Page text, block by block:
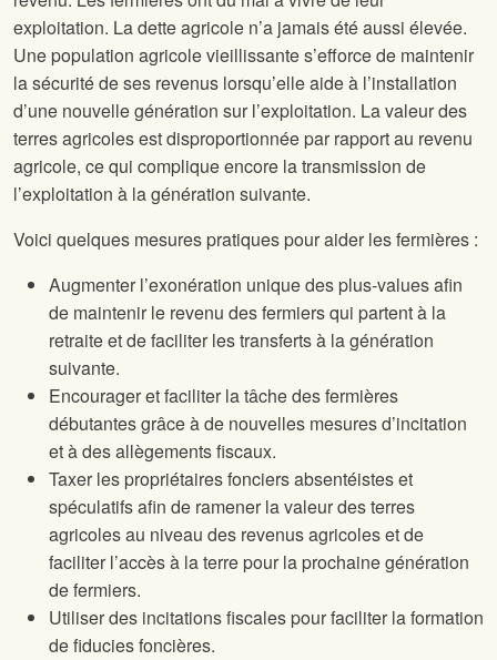
exploitation. La dette agricole n’a jamais été aussi élevée.
Une population agricole vieillissante s’efforce de maintenir
la sécurité de ses revenus lorsqu’elle aide à l’installation
d’une nouvelle génération sur l’exploitation. La valeur des
terres agricoles est disproportionnée par rapport au revenu
agricole, ce qui complique encore la transmission de
l’exploitation à la génération suivante.
Voici quelques mesures pratiques pour aider les fermières :
Augmenter l’exonération unique des plus-values afin
de maintenir le revenu des fermiers qui partent à la
retraite et de faciliter les transferts à la génération
suivante.
Encourager et faciliter la tâche des fermières
débutantes grâce à de nouvelles mesures d’incitation
et à des allègements fiscaux.
Taxer les propriétaires fonciers absentéistes et
spéculatifs afin de ramener la valeur des terres
agricoles au niveau des revenus agricoles et de
faciliter l’accès à la terre pour la prochaine génération
de fermiers.
Utiliser des incitations fiscales pour faciliter la formation
de fiducies foncières.